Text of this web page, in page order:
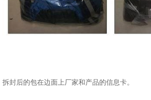
拆封后的包在边面上厂家和产品的信息卡。